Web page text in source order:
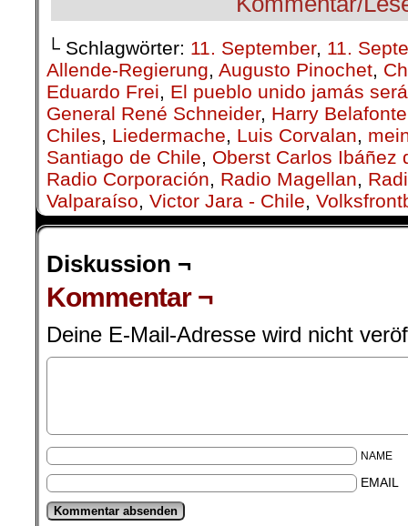
└ Schlagwörter: 11. September, 11.
Allende-Regierung Augusto Pinochet
Eduardo Frei
El pueblo unido jamás
General René Schneider, Harry Belafonte
Chiles
Lieder­mache Luis Corvalan
Santiago de Chile
Oberst Carlos Ibáñez
Radio Corporación
Radio Magellan
Valparaíso Victor Jara - Chile
Diskussion ¬
Kommentar ¬
Deine E-Mail-Adresse wird nicht
NAME
EMAIL